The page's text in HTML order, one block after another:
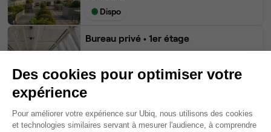
Dispo
Bureau privé • 1er étage
postes • 120 m²
20 840 €
Bureau privé• RDC
Des cookies pour optimiser votre
expérience
Plateforme de Gestion du
Pour améliorer votre expérience sur Ubiq, nous utilisons des cookies
et technologies similaires servant à mesurer l'audience, à comprendre